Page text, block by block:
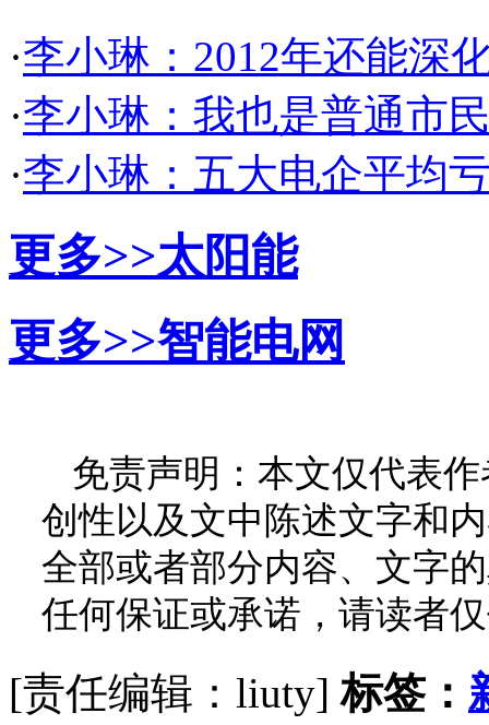
·李小琳：2012年还能深
·李小琳：我也是普通市
·李小琳：五大电企平均
更多>>太阳能
更多>>智能电网
免责声明：本文仅代表
创性以及文中陈述文字和
全部或者部分内容、文字
任何保证或承诺，请读者
[责任编辑：liuty]标签：